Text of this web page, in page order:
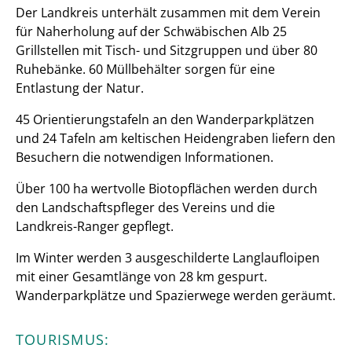
Der Landkreis unterhält zusammen mit dem Verein
für Naherholung auf der Schwäbischen Alb 25
Grillstellen mit Tisch- und Sitzgruppen und über 80
Ruhebänke. 60 Müllbehälter sorgen für eine
Entlastung der Natur.
45 Orientierungstafeln an den Wanderparkplätzen
und 24 Tafeln am keltischen Heidengraben liefern den
Besuchern die notwendigen Informationen.
Über 100 ha wertvolle Biotopflächen werden durch
den Landschaftspfleger des Vereins und die
Landkreis-Ranger gepflegt.
Im Winter werden 3 ausgeschilderte Langlaufloipen
mit einer Gesamtlänge von 28 km gespurt.
Wanderparkplätze und Spazierwege werden geräumt.
TOURISMUS: